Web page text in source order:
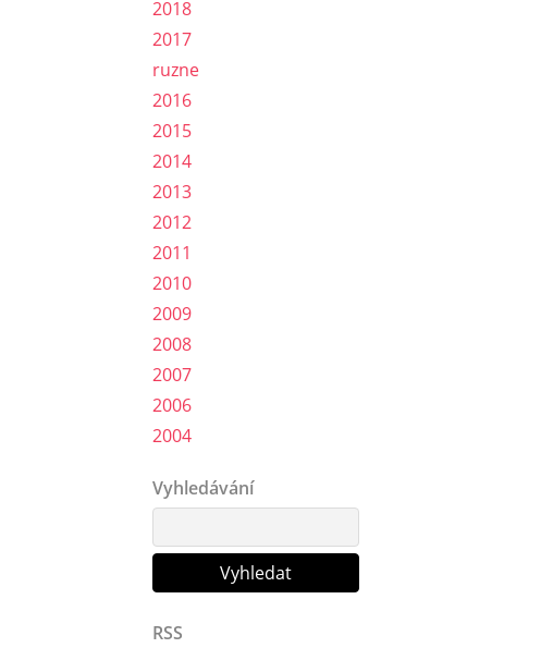
2018
2017
ruzne
2016
2015
2014
2013
2012
2011
2010
2009
2008
2007
2006
2004
Vyhledávání
RSS